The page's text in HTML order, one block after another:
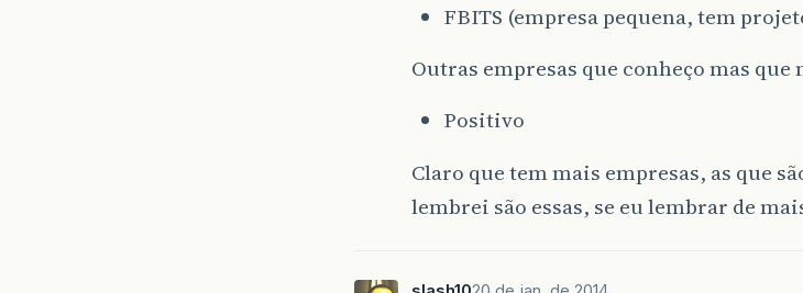
FBITS (empresa pequena, tem
Outras empresas que conheço mas
Positivo
Claro que tem mais empresas, as que
lembrei são essas, se eu lembrar de